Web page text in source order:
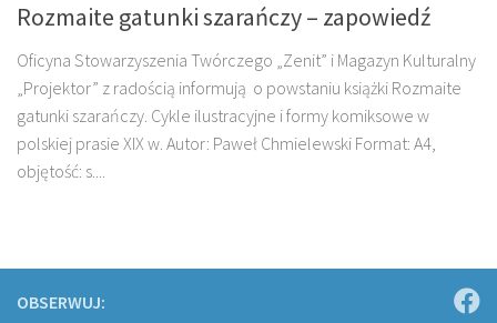
Rozmaite gatunki szarańczy – zapowiedź
Oficyna Stowarzyszenia Twórczego „Zenit” i Magazyn Kulturalny
„Projektor” z radością informują o powstaniu książki Rozmaite
gatunki szarańczy. Cykle ilustracyjne i formy komiksowe w
polskiej prasie XIX w. Autor: Paweł Chmielewski Format: A4,
objętość: s....
OBSERWUJ: